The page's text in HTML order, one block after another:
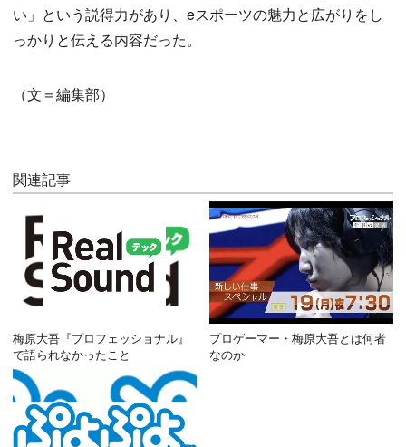
い」という説得力があり、eスポーツの魅力と広がりをし
っかりと伝える内容だった。
（文＝編集部）
関連記事
梅原大吾『プロフェッショナル』
で語られなかったこと
プロゲーマー・梅原大吾とは何者
なのか